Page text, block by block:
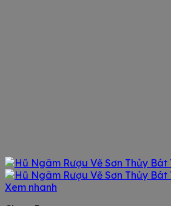
Xem nhanh